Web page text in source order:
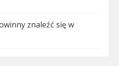
znaleźć się w